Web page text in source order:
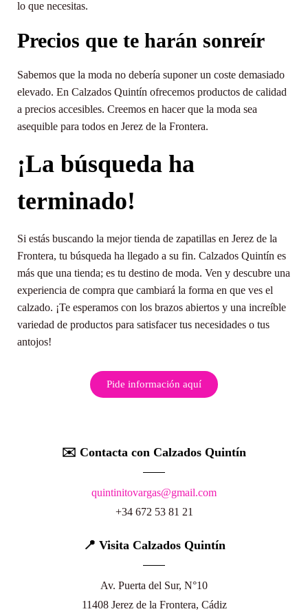
lo que necesitas.
Precios que te harán sonreír
Sabemos que la moda no debería suponer un coste demasiado
elevado. En Calzados Quintín ofrecemos productos de calidad
a precios accesibles. Creemos en hacer que la moda sea
asequible para todos en Jerez de la Frontera.
¡La búsqueda ha
terminado!
Si estás buscando la mejor tienda de zapatillas en Jerez de la
Frontera, tu búsqueda ha llegado a su fin. Calzados Quintín es
más que una tienda; es tu destino de moda. Ven y descubre una
experiencia de compra que cambiará la forma en que ves el
calzado. ¡Te esperamos con los brazos abiertos y una increíble
variedad de productos para satisfacer tus necesidades o tus
antojos!
Pide información aquí
✉️ Contacta con Calzados Quintín
quintinitovargas@gmail.com
+34 672 53 81 21
📍 Visita Calzados Quintín
Av. Puerta del Sur, N°10
11408 Jerez de la Frontera, Cádiz